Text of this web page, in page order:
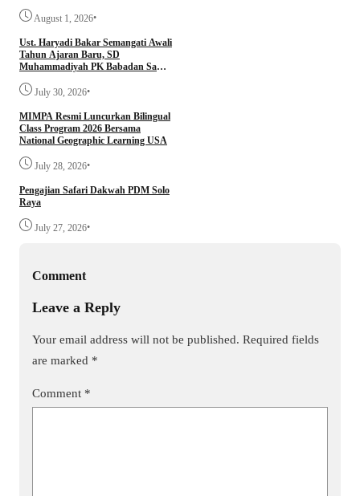
August 1, 2026•
Ust. Haryadi Bakar Semangati Awali
Tahun Ajaran Baru, SD
Muhammadiyah PK Babadan Sambi
July 30, 2026•
MIMPA Resmi Luncurkan Bilingual
Class Program 2026 Bersama
National Geographic Learning USA
July 28, 2026•
Pengajian Safari Dakwah PDM Solo
Raya
July 27, 2026•
Comment
Leave a Reply
Your email address will not be published. Required fields
are marked *
Comment *